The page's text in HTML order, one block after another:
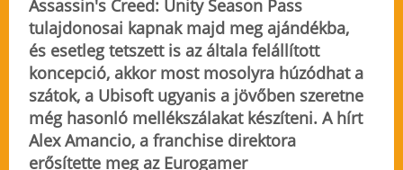
Assassin's Creed: Unity Season Pass
tulajdonosai kapnak majd meg ajándékba,
és esetleg tetszett is az általa felállított
koncepció, akkor most mosolyra húzódhat a
szátok, a Ubisoft ugyanis a jövőben szeretne
még hasonló mellékszálakat készíteni. A hírt
Alex Amancio, a franchise direktora
erősítette meg az Eurogamer